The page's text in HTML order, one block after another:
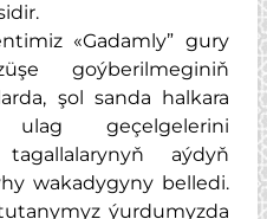
«Gadamly” gury
goýberilmeginiň
şol sanda halkara
geçelgelerini
aýdyň
wakadygyny belledi.
ýurdumyzda